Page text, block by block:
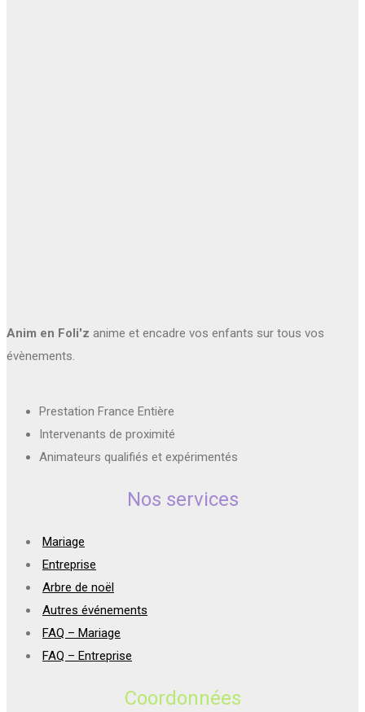
Anim en Foli'z anime et encadre vos enfants sur tous vos
évènements.
Prestation France Entière
Intervenants de proximité
Animateurs qualifiés et expérimentés
Nos services
Mariage
Entreprise
Arbre de noël
Autres événements
FAQ – Mariage
FAQ – Entreprise
Coordonnées